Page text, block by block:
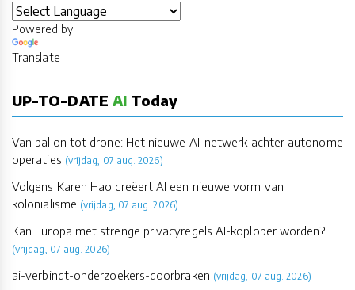
Powered by
Translate
UP-TO-DATE AI Today
Van ballon tot drone: Het nieuwe AI-netwerk achter autonome
operaties (vrijdag, 07 aug. 2026)
Volgens Karen Hao creëert AI een nieuwe vorm van
kolonialisme (vrijdag, 07 aug. 2026)
Kan Europa met strenge privacyregels AI-koploper worden?
(vrijdag, 07 aug. 2026)
ai-verbindt-onderzoekers-doorbraken (vrijdag, 07 aug. 2026)